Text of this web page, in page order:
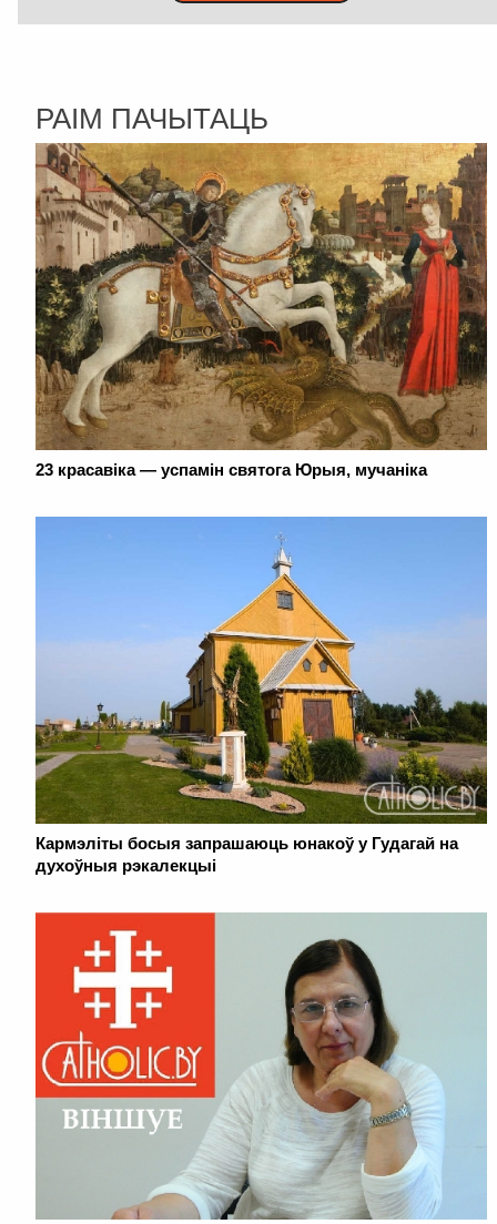
РАІМ ПАЧЫТАЦЬ
23 красавіка — успамін святога Юрыя, мучаніка
Кармэліты босыя запрашаюць юнакоў у Гудагай на
духоўныя рэкалекцыі